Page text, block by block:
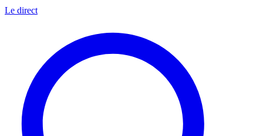
Le direct